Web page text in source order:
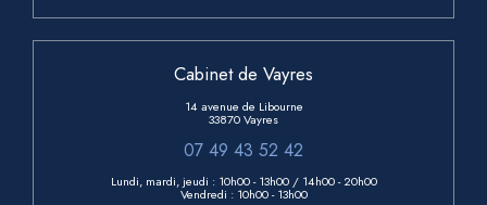
Cabinet de Vayres
14 avenue de Libourne
33870 Vayres
07 49 43 52 42
Lundi, mardi, jeudi : 10h00 - 13h00 / 14h00 - 20h00
Vendredi : 10h00 - 13h00